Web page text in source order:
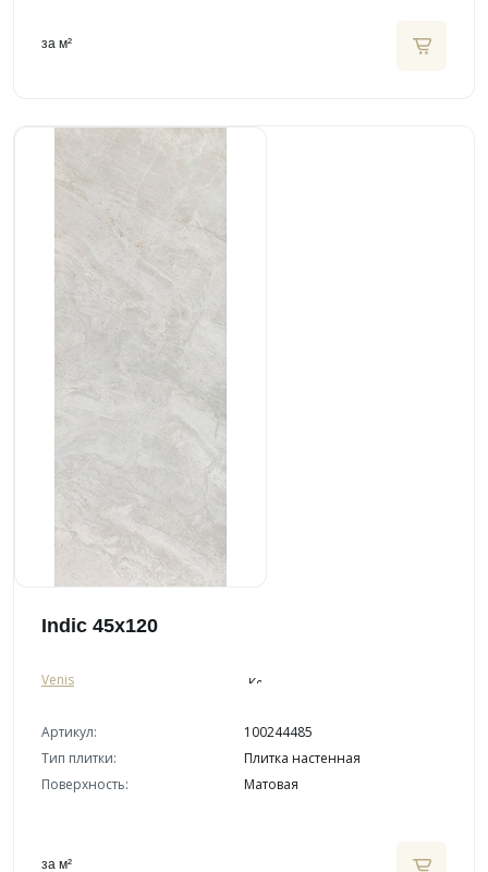
за м²
Indic 45x120
Venis
Артикул:
100244485
Тип плитки:
Плитка настенная
Поверхность:
Матовая
за м²